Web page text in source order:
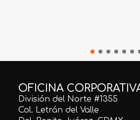
OFICINA
División del Norte #1355
Col. Letrán del Valle